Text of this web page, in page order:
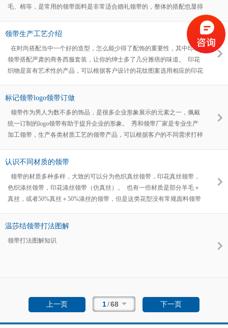
毛、棉等，是常用的领带面料是非常适合婚礼领带的，整体的搭配也显得
更加大气得体。 秀和领带就是20年专注领带的生产加工，并提供款式繁
多的婚庆领带，可以为新人锦上添花。
领带生产工艺介绍
在时尚搭配当中一个好的造型，怎么能少得了配饰的重要性，其中印花
领带搭配严肃的商务西服套装，让你的绅士多了几分雅痞的味道。 印花
织物是富有艺术性的产品，可以根据客户设计的花纹图案选用相应的印花
带，更是为你的绅士风度增添些许小风骚。 秀和领带生产厂家，生产加
057583558078。
标记领带logo领带订做
领带作为男人为数不多的饰品，是很多企业形象展示的元素之一，佩戴
统一订制的logo领带有助于提升企业的形象。 秀和领带厂家是专业生产
加工领带，生产各类材质工艺的领带产品，可以根据客户的不同需求打样
认识不同材质的领带
领带的材质多种多样，大致的可以分为色织真丝领带，印花真丝领带，
色织涤丝领带，印花涤丝领带（仿真丝）。 也有一些材质是部分羊毛＋
真丝，或者50%真丝＋50%涤丝的领带，但是这类花型没有常规面料领带
品都有丰富的生产经验，根据不同客户的需求来定制符合要求的领带
温莎结领带打法图解
领带打法图解知识
上一页 1/68 下一页